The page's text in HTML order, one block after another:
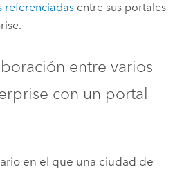
referenciadas entre sus portales
.
entre varios
con un portal
en el que una ciudad de